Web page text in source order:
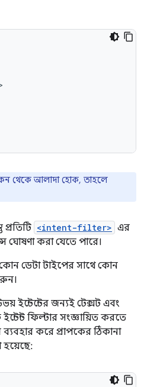
থেকে আলাদা হোক, তাহলে
<intent-filter> এর
ঘোষণা করা যেতে পারে।
ডেটা টাইপের সাথে কোন
ইন্টেন্টের জন্যই টেক্সট এবং
ফিল্টার সংজ্ঞায়িত করতে
ব্যবহার করে প্রাপকের ঠিকানা
হয়েছে: